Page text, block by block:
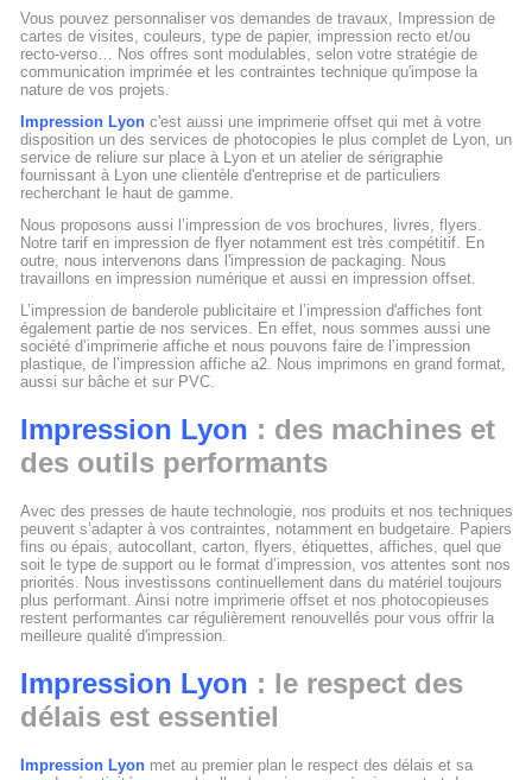
Vous pouvez personnaliser vos demandes de travaux, Impression de
cartes de visites, couleurs, type de papier, impression recto et/ou
recto-verso… Nos offres sont modulables, selon votre stratégie de
communication imprimée et les contraintes technique qu'impose la
nature de vos projets.
Impression Lyon c'est aussi une imprimerie offset qui met à votre
disposition un des services de photocopies le plus complet de Lyon, un
service de reliure sur place à Lyon et un atelier de sérigraphie
fournissant à Lyon une clientèle d'entreprise et de particuliers
recherchant le haut de gamme.
Nous proposons aussi l’impression de vos brochures, livres, flyers.
Notre tarif en impression de flyer notamment est très compétitif. En
outre, nous intervenons dans l'impression de packaging. Nous
travaillons en impression numérique et aussi en impression offset.
L’impression de banderole publicitaire et l’impression d'affiches font
également partie de nos services. En effet, nous sommes aussi une
société d’imprimerie affiche et nous pouvons faire de l’impression
plastique, de l’impression affiche a2. Nous imprimons en grand format,
aussi sur bâche et sur PVC.
Impression Lyon : des machines et
des outils performants
Avec des presses de haute technologie, nos produits et nos techniques
peuvent s’adapter à vos contraintes, notamment en budgetaire. Papiers
fins ou épais, autocollant, carton, flyers, étiquettes, affiches, quel que
soit le type de support ou le format d’impression, vos attentes sont nos
priorités. Nous investissons continuellement dans du matériel toujours
plus performant. Ainsi notre imprimerie offset et nos photocopieuses
restent performantes car régulièrement renouvellés pour vous offrir la
meilleure qualité d'impression.
Impression Lyon : le respect des
délais est essentiel
Impression Lyon met au premier plan le respect des délais et sa